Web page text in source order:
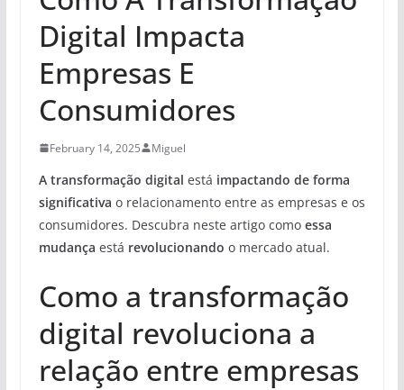
Digital Impacta
Empresas E
Consumidores
February 14, 2025 Miguel
A transformação digital está impactando de forma
significativa o relacionamento entre as empresas e os
consumidores. Descubra neste artigo como essa
mudança está revolucionando o mercado atual.
Como a transformação
digital revoluciona a
relação entre empresas